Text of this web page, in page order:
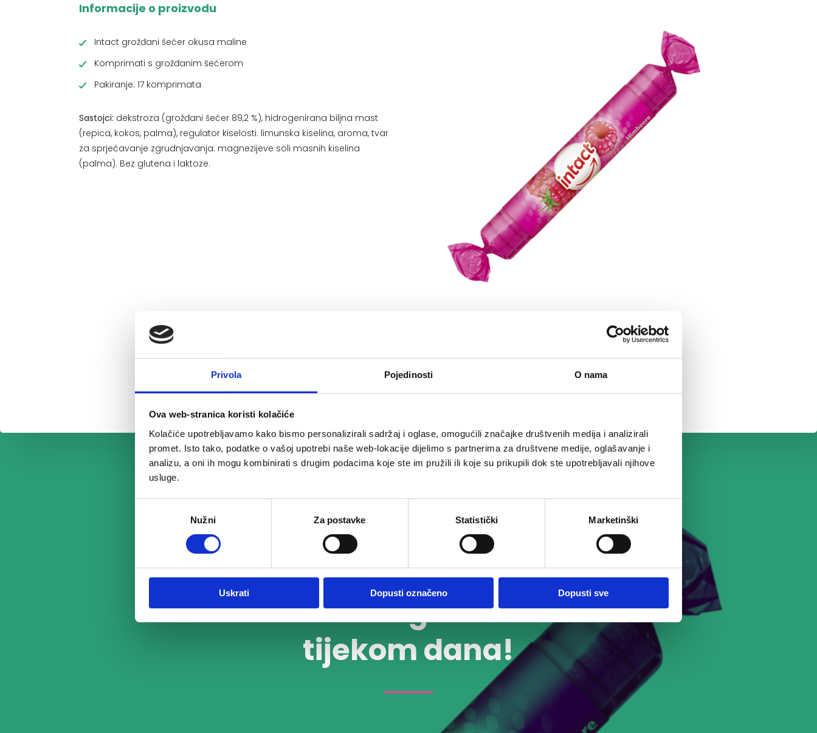
Privola Pojedinosti O nama
Ova web-stranica koristi kolačiće
Kolačiće upotrebljavamo kako bismo personalizirali sadržaj i oglase, omogućili značajke društvenih medija i analizirali
promet. Isto tako, podatke o vašoj upotrebi naše web-lokacije dijelimo s partnerima za društvene medije, oglašavanje i
analizu, a oni ih mogu kombinirati s drugim podacima koje ste im pružili ili koje su prikupili dok ste upotrebljavali njihove
usluge.
Nužni Za postavke Statistički Marketinški
Uskrati Dopusti označeno Dopusti sve
Informacije o proizvodu
Intact grožđani šećer okusa maline
Komprimati s grožđanim šećerom
Pakiranje: 17 komprimata
Sastojci: dekstroza (grožđani šećer 89,2 %), hidrogenirana biljna mast
(repica, kokos, palma), regulator kiselosti: limunska kiselina, aroma, tvar
za sprječavanje zgrudnjavanja: magnezijeve soli masnih kiselina
(palma). Bez glutena i laktoze.
Za ukusan energetski trenutak
tijekom dana!